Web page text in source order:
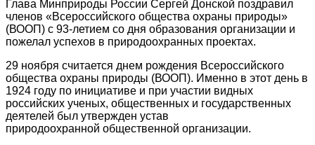
Глава Минприроды России Сергей Донской поздравил
членов «Всероссийского общества охраны природы»
(ВООП) с 93-летием со дня образования организации и
пожелал успехов в природоохранных проектах.
29 ноября считается днем рождения Всероссийского
общества охраны природы (ВООП). Именно в этот день в
1924 году по инициативе и при участии видных
российских ученых, общественных и государственных
деятелей был утвержден устав
природоохранной общественной организации.